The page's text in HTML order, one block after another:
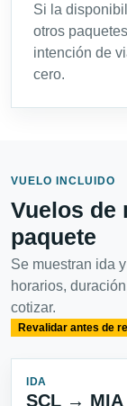
Si la
otros
intención de
cero.
VUELO INCLUIDO
Vuelos de
paquete
Se muestran ida
horarios,
cotizar.
Revalidar antes de
IDA
SCL → MIA